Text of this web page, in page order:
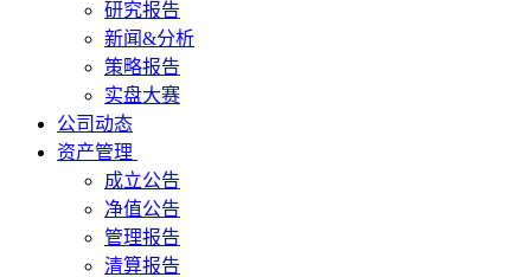
研究报告
新闻&分析
策略报告
实盘大赛
公司动态
资产管理
成立公告
净值公告
管理报告
清算报告